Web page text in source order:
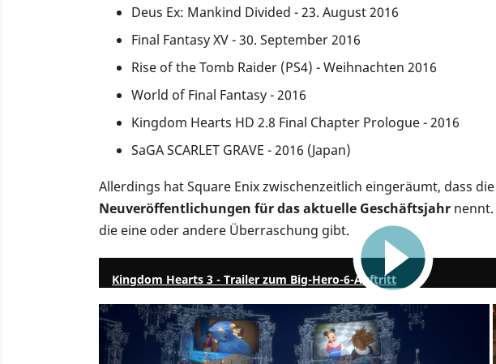
Deus Ex: Mankind Divided - 23. August 2016
Final Fantasy XV - 30. September 2016
Rise of the Tomb Raider (PS4) - Weihnachten 2016
World of Final Fantasy - 2016
Kingdom Hearts HD 2.8 Final Chapter Prologue - 2016
SaGA SCARLET GRAVE - 2016 (Japan)
Allerdings hat Square Enix zwischenzeitlich eingeräumt, dass
Neuveröffentlichungen für das aktuelle Geschäftsjahr
die eine oder andere Überraschung gibt.
Kingdom Hearts 3 - Trailer zum Big-Hero-6-Auftritt